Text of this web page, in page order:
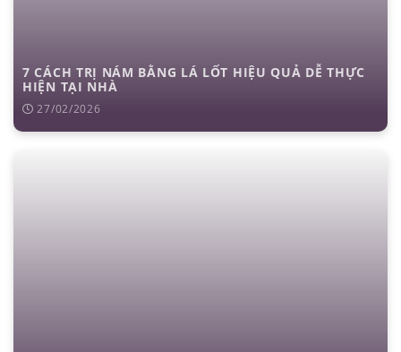
7 CÁCH TRỊ NÁM BẰNG LÁ LỐT HIỆU QUẢ DỄ THỰC
HIỆN TẠI NHÀ
27/02/2026